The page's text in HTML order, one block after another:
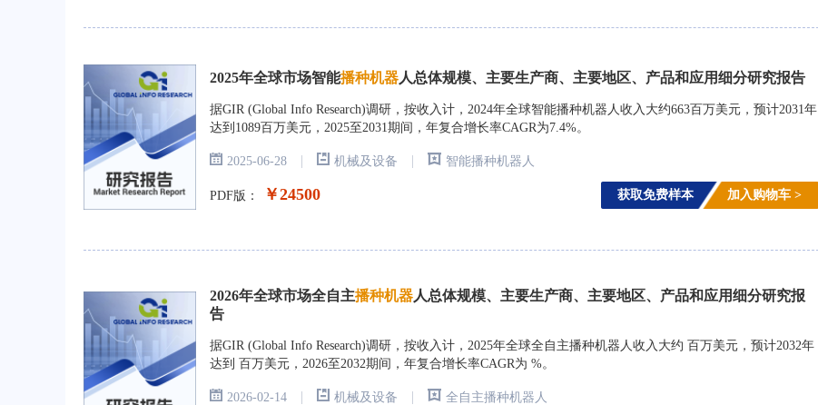
2025年全球市场智能播种机器人总体规模、主要生产商、主要地区、产品和应用细分研究报告
据GIR (Global Info Research)调研，按收入计，2024年全球智能播种机器人收入大约663百万美元，预计2031年
达到1089百万美元，2025至2031期间，年复合增长率CAGR为7.4%。
2025-06-28 | 机械及设备 | 智能播种机器人
PDF版： ￥24500 获取免费样本 加入购物车 >
2026年全球市场全自主播种机器人总体规模、主要生产商、主要地区、产品和应用细分研究报
告
据GIR (Global Info Research)调研，按收入计，2025年全球全自主播种机器人收入大约 百万美元，预计2032年
达到 百万美元，2026至2032期间，年复合增长率CAGR为 %。
2026-02-14 | 机械及设备 | 全自主播种机器人